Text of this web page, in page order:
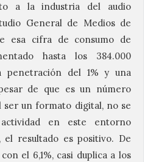
a la industria del audio
General de Medios de
esa cifra de consumo de
hasta los 384.000
penetración del 1% y una
de que es un número
ser un formato digital, no se
en este entorno
el resultado es positivo. De
el 6,1%, casi duplica a los